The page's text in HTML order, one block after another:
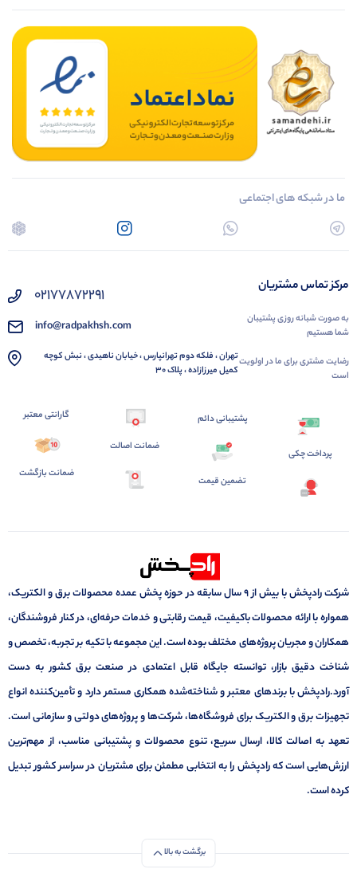
ما در شبکه های اجتماعی
مرکز تماس مشتریان
به صورت شبانه روزی پشتیبان
شما هستیم
رضایت مشتری برای ما در اولویت
است
02177872291
info@radpakhsh.com
تهران ، فلکه دوم تهرانپارس ، خیابان ناهیدی ، نبش کوچه
کمیل میرزازاده ، پلاک 30
پرداخت چکی
پشتیبانی دائم
تضمین قیمت
ضمانت اصالت
گارانتی معتبر
ضمانت بازگشت
شرکت رادپخش با بیش از ۹ سال سابقه در حوزه پخش عمده محصولات برق و الکتریک،
همواره با ارائه محصولات باکیفیت، قیمت رقابتی و خدمات حرفه‌ای، در کنار فروشندگان،
همکاران و مجریان پروژه‌های مختلف بوده است. این مجموعه با تکیه بر تجربه، تخصص و
شناخت دقیق بازار، توانسته جایگاه قابل اعتمادی در صنعت برق کشور به دست
آورد.رادپخش با برندهای معتبر و شناخته‌شده همکاری مستمر دارد و تأمین‌کننده انواع
تجهیزات برق و الکتریک برای فروشگاه‌ها، شرکت‌ها و پروژه‌های دولتی و سازمانی است.
تعهد به اصالت کالا، ارسال سریع، تنوع محصولات و پشتیبانی مناسب، از مهم‌ترین
ارزش‌هایی است که رادپخش را به انتخابی مطمئن برای مشتریان در سراسر کشور تبدیل
کرده است.
برگشت به بالا